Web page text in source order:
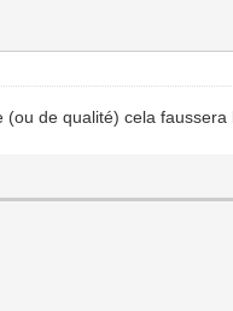
de qualité) cela faussera